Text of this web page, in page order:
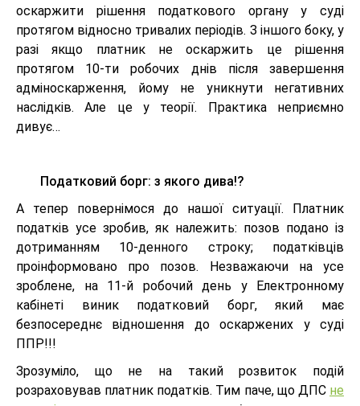
оскаржити рішення податкового органу у суді
протягом відносно тривалих періодів. З іншого боку, у
разі якщо платник не оскаржить це рішення
протягом 10-ти робочих днів після завершення
адміноскарження, йому не уникнути негативних
наслідків. Але це у теорії. Практика неприємно
дивує…
Податковий борг: з якого дива!?
А тепер повернімося до нашої ситуації. Платник
податків усе зробив, як належить: позов подано із
дотриманням 10-денного строку; податківців
проінформовано про позов. Незважаючи на усе
зроблене, на 11-й робочий день у Електронному
кабінеті виник податковий борг, який має
безпосереднє відношення до оскаржених у суді
ППР!!!
Зрозуміло, що не на такий розвиток подій
розраховував платник податків. Тим паче, що ДПС не